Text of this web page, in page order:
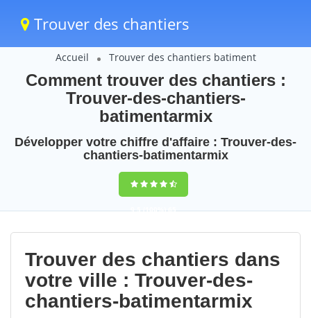
Trouver des chantiers
Accueil Trouver des chantiers batiment
Comment trouver des chantiers :
Trouver-des-chantiers-
batimentarmix
Développer votre chiffre d'affaire : Trouver-des-
chantiers-batimentarmix
9,5(100%)65
votes
Trouver des chantiers dans
votre ville : Trouver-des-
chantiers-batimentarmix